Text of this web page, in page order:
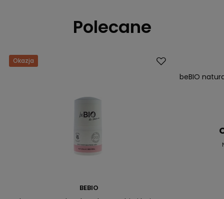
Polecane
Okazja
BEBIO
beBIO